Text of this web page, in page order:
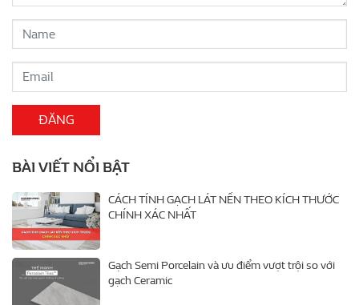
BÀI VIẾT NỔI BẬT
CÁCH TÍNH GẠCH LÁT NỀN THEO KÍCH THƯỚC
CHÍNH XÁC NHẤT
Gạch Semi Porcelain và ưu điểm vượt trội so với
gạch Ceramic